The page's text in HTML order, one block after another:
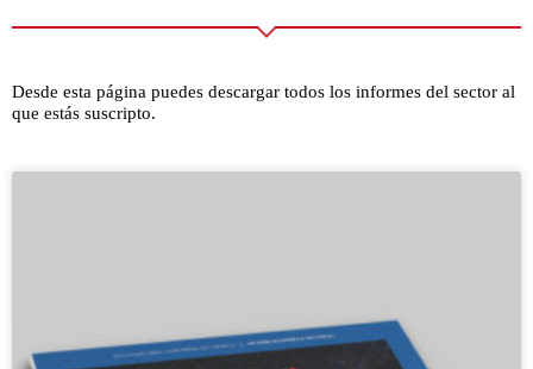
Desde esta página puedes descargar todos los informes del sector al
que estás suscripto.